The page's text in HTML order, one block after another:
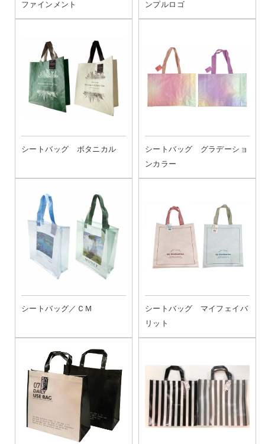
ファインメント
ンプルロゴ
シートバッグ ボタニカル
シートバッグ グラデーショ
ンカラー
シートバッグ／ＣＭ
シートバッグ マイフェイバ
リット